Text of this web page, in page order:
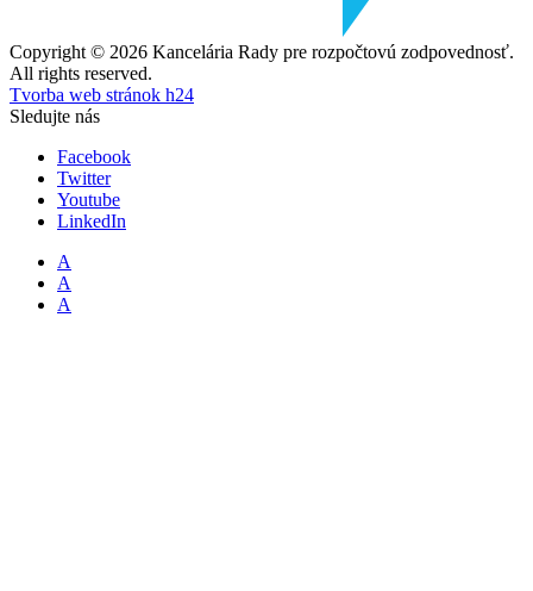
Copyright © 2026 Kancelária Rady pre rozpočtovú zodpovednosť.
All rights reserved.
Tvorba web stránok h24
Sledujte nás
Facebook
Twitter
Youtube
LinkedIn
A
A
A